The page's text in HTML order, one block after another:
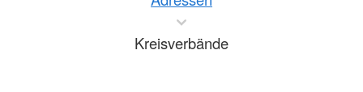
Kreisverbände